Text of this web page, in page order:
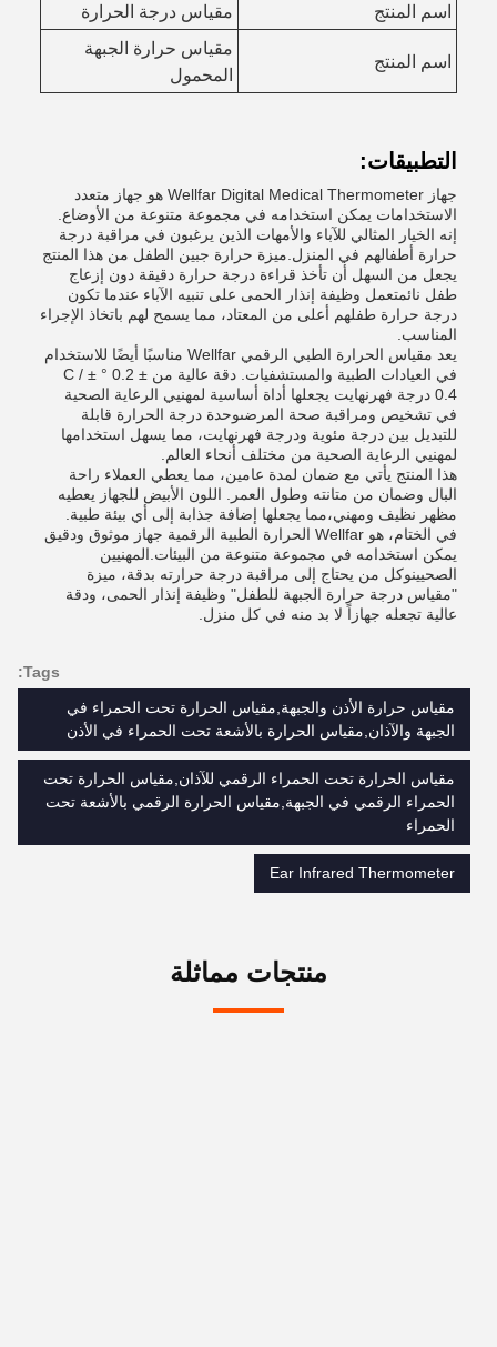
اسم المنتج
مقياس درجة الحرارة
اسم المنتج
مقياس حرارة الجبهة
المحمول
التطبيقات:
جهاز Wellfar Digital Medical Thermometer هو جهاز متعدد
الاستخدامات يمكن استخدامه في مجموعة متنوعة من الأوضاع.
إنه الخيار المثالي للآباء والأمهات الذين يرغبون في مراقبة درجة
حرارة أطفالهم في المنزل.ميزة حرارة جبين الطفل من هذا المنتج
يجعل من السهل أن تأخذ قراءة درجة حرارة دقيقة دون إزعاج
طفل نائمتعمل وظيفة إنذار الحمى على تنبيه الآباء عندما تكون
درجة حرارة طفلهم أعلى من المعتاد، مما يسمح لهم باتخاذ الإجراء
المناسب.
يعد مقياس الحرارة الطبي الرقمي Wellfar مناسبًا أيضًا للاستخدام
في العيادات الطبية والمستشفيات. دقة عالية من ± 0.2 ° C / ±
0.4 درجة فهرنهايت يجعلها أداة أساسية لمهنيي الرعاية الصحية
في تشخيص ومراقبة صحة المرضىوحدة درجة الحرارة قابلة
للتبديل بين درجة مئوية ودرجة فهرنهايت، مما يسهل استخدامها
لمهنيي الرعاية الصحية من مختلف أنحاء العالم.
هذا المنتج يأتي مع ضمان لمدة عامين، مما يعطي العملاء راحة
البال وضمان من متانته وطول العمر. اللون الأبيض للجهاز يعطيه
مظهر نظيف ومهني،مما يجعلها إضافة جذابة إلى أي بيئة طبية.
في الختام، هو Wellfar الحرارة الطبية الرقمية جهاز موثوق ودقيق
يمكن استخدامه في مجموعة متنوعة من البيئات.المهنيين
الصحيينوكل من يحتاج إلى مراقبة درجة حرارته بدقة، ميزة
"مقياس درجة حرارة الجبهة للطفل" وظيفة إنذار الحمى، ودقة
عالية تجعله جهازاً لا بد منه في كل منزل.
Tags:
مقياس حرارة الأذن والجبهة,مقياس الحرارة تحت الحمراء في
الجبهة والآذان,مقياس الحرارة بالأشعة تحت الحمراء في الأذن
مقياس الحرارة تحت الحمراء الرقمي للآذان,مقياس الحرارة تحت
الحمراء الرقمي في الجبهة,مقياس الحرارة الرقمي بالأشعة تحت
الحمراء
Ear Infrared Thermometer
منتجات مماثلة